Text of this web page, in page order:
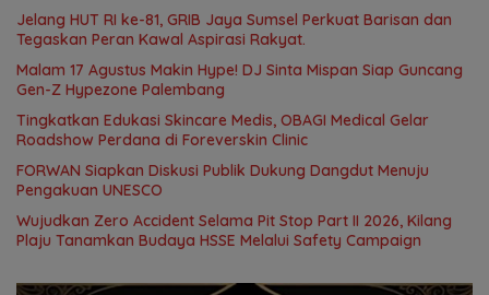
Jelang HUT RI ke-81, GRIB Jaya Sumsel Perkuat Barisan dan
Tegaskan Peran Kawal Aspirasi Rakyat.
Malam 17 Agustus Makin Hype! DJ Sinta Mispan Siap Guncang
Gen-Z Hypezone Palembang
Tingkatkan Edukasi Skincare Medis, OBAGI Medical Gelar
Roadshow Perdana di Foreverskin Clinic
FORWAN Siapkan Diskusi Publik Dukung Dangdut Menuju
Pengakuan UNESCO
Wujudkan Zero Accident Selama Pit Stop Part II 2026, Kilang
Plaju Tanamkan Budaya HSSE Melalui Safety Campaign